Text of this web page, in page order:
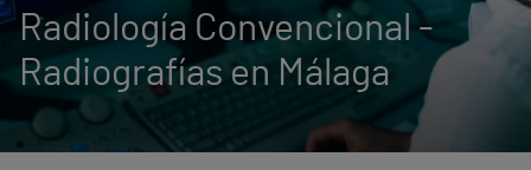
Radiología Convencional -
Radiografías en Málaga